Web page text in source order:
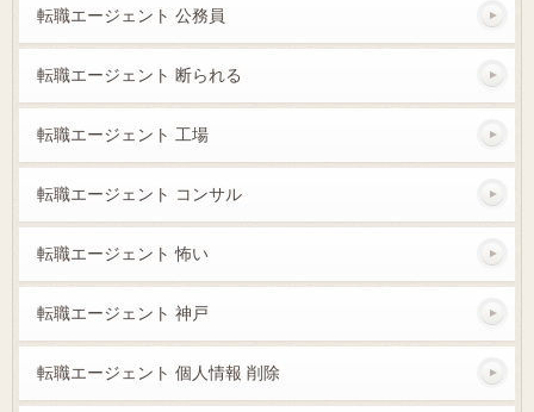
転職エージェント 公務員
転職エージェント 断られる
転職エージェント 工場
転職エージェント コンサル
転職エージェント 怖い
転職エージェント 神戸
転職エージェント 個人情報 削除